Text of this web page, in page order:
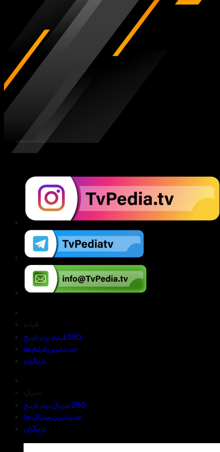
250 فیلم برتر تاریخ
جدیدترین فیلم ها
بازیگران
250 سریال برتر تاریخ
جدیدترین سریال ها
بازیگران